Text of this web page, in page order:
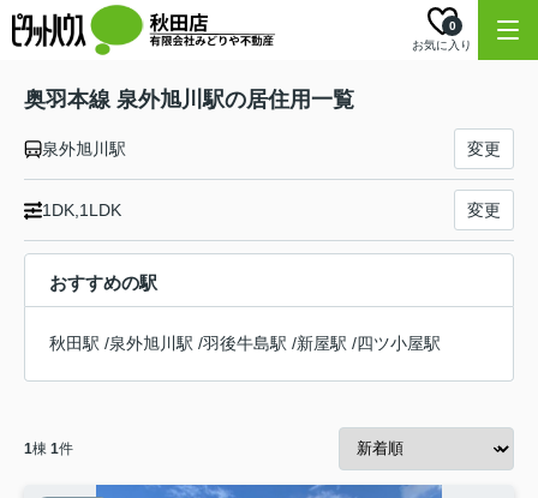
お気に入り
0
奥羽本線 泉外旭川駅の居住用一覧
泉外旭川駅 変更
1DK,1LDK 変更
おすすめの駅
秋田駅 /泉外旭川駅 /羽後牛島駅 /新屋駅 /四ツ小屋駅
1棟 1件